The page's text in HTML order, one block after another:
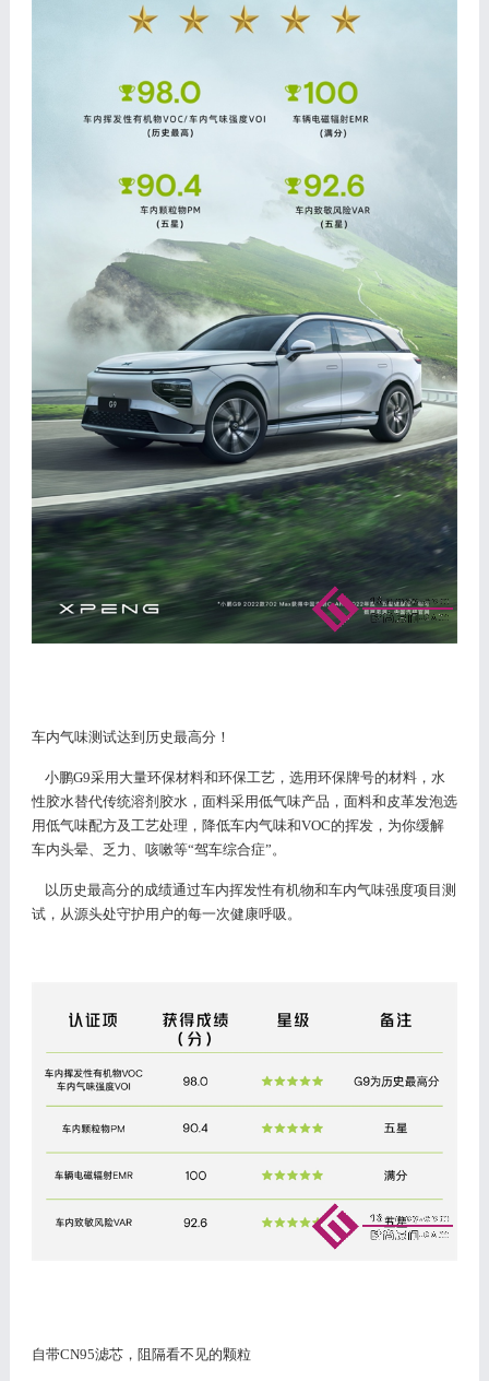
车内气味测试达到历史最高分！
小鹏G9采用大量环保材料和环保工艺，选用环保牌号的材料，水
性胶水替代传统溶剂胶水，面料采用低气味产品，面料和皮革发泡选
用低气味配方及工艺处理，降低车内气味和VOC的挥发，为你缓解
车内头晕、乏力、咳嗽等“驾车综合症”。
以历史最高分的成绩通过车内挥发性有机物和车内气味强度项目测
试，从源头处守护用户的每一次健康呼吸。
自带CN95滤芯，阻隔看不见的颗粒